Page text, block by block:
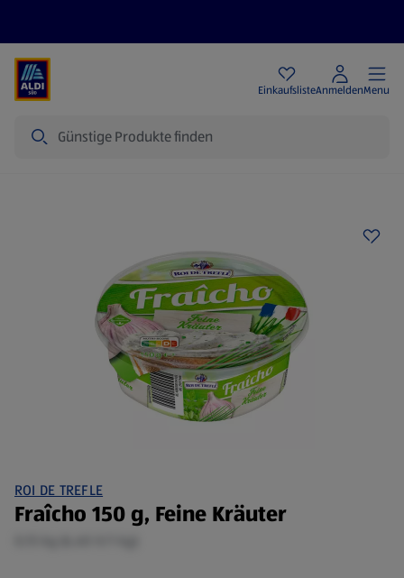
EinkaufslisteAnmeldenMenu
ROI DE TREFLE
Fraîcho 150 g, Feine Kräuter